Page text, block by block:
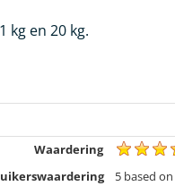
kg en 20 kg.
Waardering
5based on